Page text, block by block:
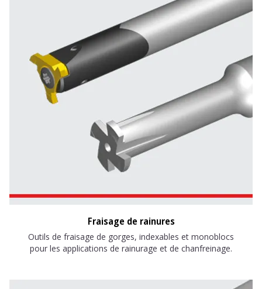
Fraisage de rainures
Outils de fraisage de gorges, indexables et monoblocs
pour les applications de rainurage et de chanfreinage.